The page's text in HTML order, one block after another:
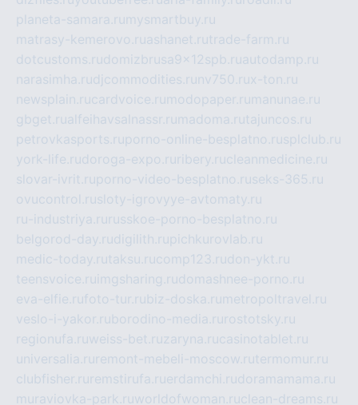
planeta-samara.ru mysmartbuy.ru
matrasy-kemerovo.ruashanet.rutrade-farm.ru
dotcustoms.rudomizbrusa9x12spb.ruautodamp.ru
narasimha.rudjcommodities.ru nv750.rux-ton.ru
newsplain.rucardvoice.ru modopaper.ru manunae.ru
gbget.rualfeihavsalnassr.ru madoma.rutajuncos.ru
petrovkasports.ruporno-online-besplatno.rusplclub.ru
york-life.rudoroga-expo.ru ribery.rucleanmedicine.ru
slovar-ivrit.ruporno-video-besplatno.ruseks-365.ru
ovucontrol.rusloty-igrovyye-avtomaty.ru
ru-industriya.ru russkoe-porno-besplatno.ru
belgorod-day.rudigilith.rupichkurovlab.ru
medic-today.rutaksu.rucomp123.rudon-ykt.ru
teensvoice.ru imgsharing.rudomashnee-porno.ru
eva-elfie.rufoto-tur.rubiz-doska.ru metropoltravel.ru
veslo-i-yakor.ruborodino-media.ru rostotsky.ru
regionufa.ruweiss-bet.ruzaryna.rucasinotablet.ru
universalia.ru remont-mebeli-moscow.rutermomur.ru
clubfisher.ru remstirufa.ruerdamchi.rudoramamama.ru
muraviovka-park.ruworldofwoman.ruclean-dreams.ru